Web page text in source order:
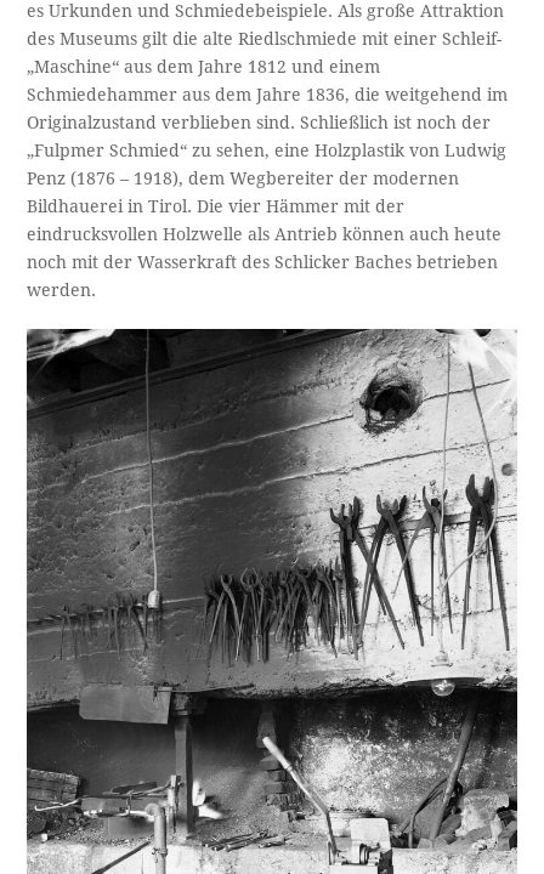
es Urkunden und Schmiedebeispiele. Als große Attraktion
des Museums gilt die alte Riedlschmiede mit einer Schleif-
„Maschine“ aus dem Jahre 1812 und einem
Schmiedehammer aus dem Jahre 1836, die weitgehend im
Originalzustand verblieben sind. Schließlich ist noch der
„Fulpmer Schmied“ zu sehen, eine Holzplastik von Ludwig
Penz (1876 – 1918), dem Wegbereiter der modernen
Bildhauerei in Tirol. Die vier Hämmer mit der
eindrucksvollen Holzwelle als Antrieb können auch heute
noch mit der Wasserkraft des Schlicker Baches betrieben
werden.